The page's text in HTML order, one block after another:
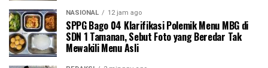
NASIONAL 12 jam ago
SPPG Bago 04 Klarifikasi Polemik Menu MBG di
SDN 1 Tamanan, Sebut Foto yang Beredar Tak
Mewakili Menu Asli